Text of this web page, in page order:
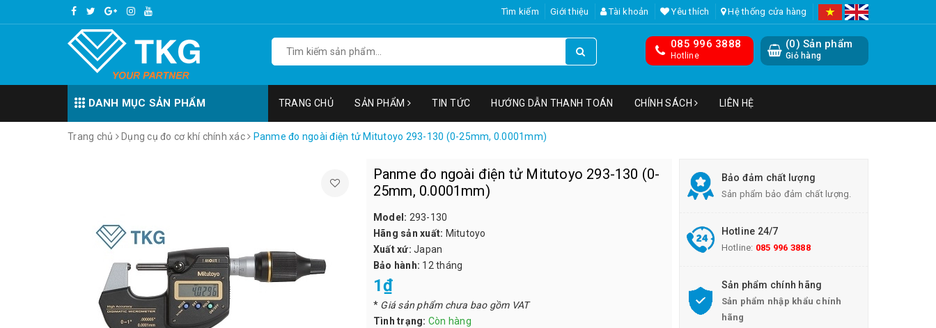
Tìm kiếm Giới thiệu Tài khoản Yêu thích Hệ thống cửa hàng
(0) Sản phẩm
Giỏ hàng
085 996 3888
Hotline
DANH MỤC SẢN PHẨM TRANG CHỦ SẢN PHẨM TIN TỨC HƯỚNG DẪN THANH TOÁN CHÍNH SÁCH LIÊN HỆ
Trang chủ Dụng cụ đo cơ khí chính xác Panme đo ngoài điện tử Mitutoyo 293-130 (0-25mm, 0.0001mm)
Panme đo ngoài điện tử Mitutoyo 293-130 (0-
25mm, 0.0001mm)
Model: 293-130
Hãng sản xuất: Mitutoyo
Xuất xứ: Japan
Bảo hành: 12 tháng
1₫
* Giá sản phẩm chưa bao gồm VAT
Tình trạng: Còn hàng
Bảo đảm chất lượng
Sản phẩm bảo đảm chất lượng.
Hotline 24/7
Hotline: 085 996 3888
Sản phẩm chính hãng
Sản phẩm nhập khẩu chính
hãng